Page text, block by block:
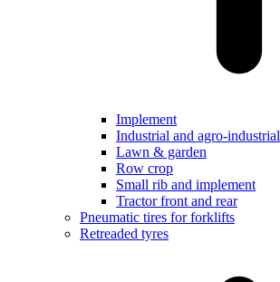
Implement
Industrial and agro-industrial
Lawn & garden
Row crop
Small rib and implement
Tractor front and rear
Pneumatic tires for forklifts
Retreaded tyres